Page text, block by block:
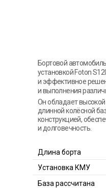
Бортовой
установкой Foton
и эффективное
и выполнения
Длина борта
Установка КМУ
База рассчитана
Он обладает
длинной колёсной
конструкцией,
и долговечность.